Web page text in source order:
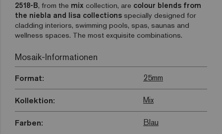
2518-B, from the mix collection, are colour blends from
the niebla and lisa collections specially designed for
cladding interiors, swimming pools, spas, saunas and
wellness spaces. The most exquisite combinations.
Mosaik-Informationen
Format: 25mm
Kollektion: Mix
Farben: Blau